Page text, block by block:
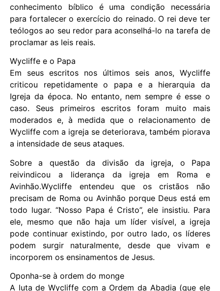
conhecimento bíblico é uma condição necessária
para fortalecer o exercício do reinado. O rei deve ter
teólogos ao seu redor para aconselhá-lo na tarefa de
proclamar as leis reais.
Wycliffe e o Papa
Em seus escritos nos últimos seis anos, Wycliffe
criticou repetidamente o papa e a hierarquia da
Igreja da época. No entanto, nem sempre é esse o
caso. Seus primeiros escritos foram muito mais
moderados e, à medida que o relacionamento de
Wycliffe com a igreja se deteriorava, também piorava
a intensidade de seus ataques.
Sobre a questão da divisão da igreja, o Papa
reivindicou a liderança da igreja em Roma e
Avinhão.Wycliffe entendeu que os cristãos não
precisam de Roma ou Avinhão porque Deus está em
todo lugar. “Nosso Papa é Cristo”, ele insistiu. Para
ele, mesmo que não haja um líder visível, a igreja
pode continuar existindo, por outro lado, os líderes
podem surgir naturalmente, desde que vivam e
incorporem os ensinamentos de Jesus.
Oponha-se à ordem do monge
A luta de Wycliffe com a Ordem da Abadia (que ele